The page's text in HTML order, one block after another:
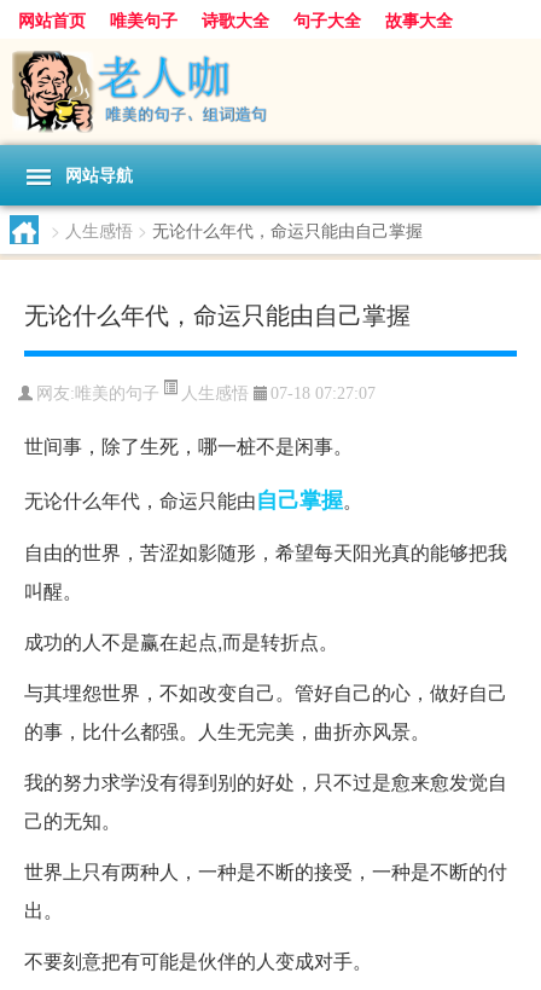
网站首页 唯美句子 诗歌大全 句子大全
故事大全
人生感悟
其他美文 美文欣赏
感人故事
句子分类
网站导航
> 人生感悟 > 无论什么年代，命运只能由自己掌握
无论什么年代，命运只能由自己掌握
网友: 唯美的句子 人生感悟 07-18 07:27:07
世间事，除了生死，哪一桩不是闲事。
无论什么年代，命运只能由自己掌握。
自由的世界，苦涩如影随形，希望每天阳光真的能够把我
叫醒。
成功的人不是赢在起点,而是转折点。
与其埋怨世界，不如改变自己。管好自己的心，做好自己
的事，比什么都强。人生无完美，曲折亦风景。
我的努力求学没有得到别的好处，只不过是愈来愈发觉自
己的无知。
世界上只有两种人，一种是不断的接受，一种是不断的付
出。
不要刻意把有可能是伙伴的人变成对手。